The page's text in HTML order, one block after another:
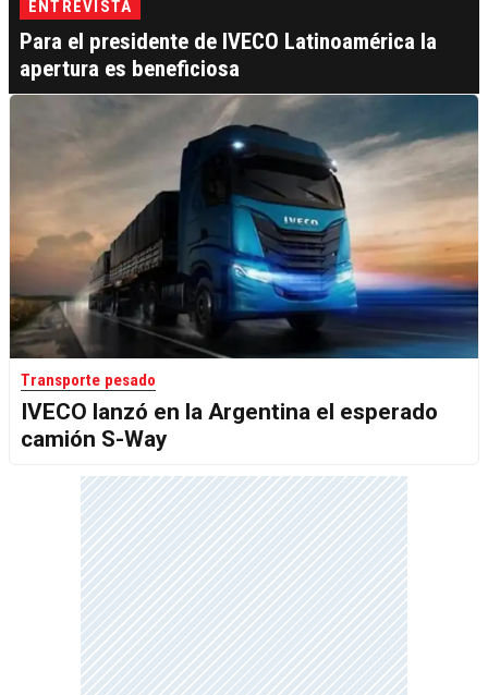
ENTREVISTA
Para el presidente de IVECO Latinoamérica la
apertura es beneficiosa
Transporte pesado
IVECO lanzó en la Argentina el esperado
camión S-Way